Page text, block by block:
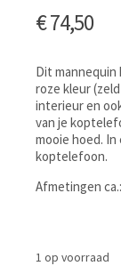
€74,50
Dit
roze kleur
interieur en
van je
mooie hoed.
koptelefoon.
Afmetingen
1 op voorraad